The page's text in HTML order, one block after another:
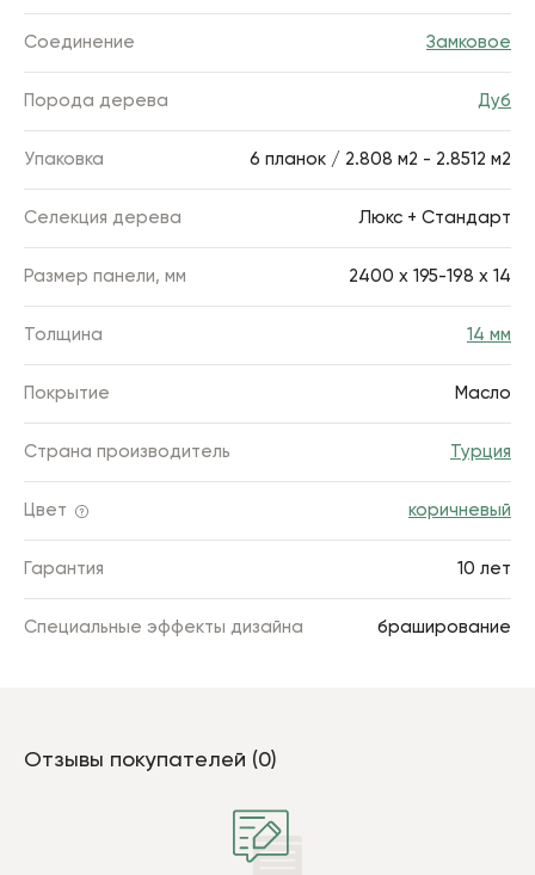
Соединение Замковое
Порода дерева Дуб
Упаковка 6 планок / 2.808 м2 - 2.8512 м2
Селекция дерева Люкс + Стандарт
Размер панели, мм 2400 х 195-198 х 14
Толщина 14 мм
Покрытие Масло
Страна производитель Турция
Цвет коричневый
Гарантия 10 лет
Специальные эффекты дизайна браширование
Отзывы покупателей (0)